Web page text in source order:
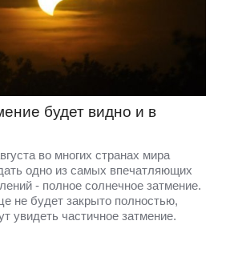
будет видно и в
во многих странах мира
одно из самых впечатляющих
- полное солнечное затмение.
не будет закрыто полностью,
увидеть частичное затмение.